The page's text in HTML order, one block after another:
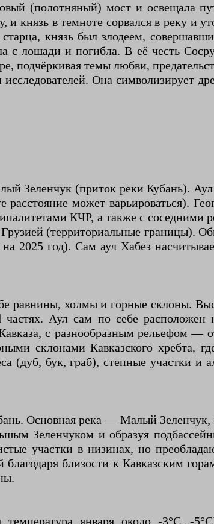
(полотняный) мост и освещала
князь в темноте сорвался в реку и
князь был злодеем,
с лошади и погибла. В её честь
подчёркивая темы любви,
Она символизирует
Зеленчук (приток реки Кубань).
может варьироваться).
КЧР, а также с соседними
(территориальные границы).
2025 год). Сам аул Хабез
равнины, холмы и горные склоны.
Аул сам по себе расположен
с разнообразным рельефом —
склонами Кавказского хребта,
(дуб, бук, граб), степные участки и
Основная река — Малый Зеленчук,
Зеленчуком и образуя
участки в низинах, но
благодаря близости к Кавказским
января около -3°C...-